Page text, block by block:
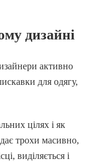
дизайні
активно
для одягу,
цілях і як
трохи масивно,
виділяється і